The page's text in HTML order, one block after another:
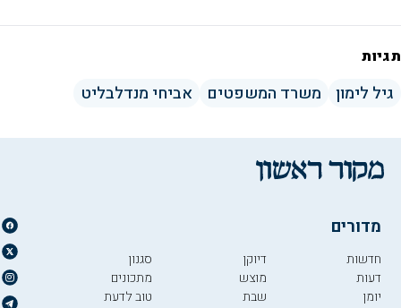
תגיות
גיל לימון משרד המשפטים אביחי מנדלבליט
מדורים
חדשות
דעות
יומן
דיוקן
מוצש
שבת
סגנון
מתכונים
טוב לדעת